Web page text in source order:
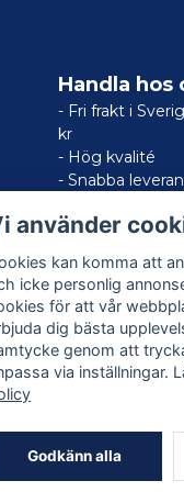
Handla hos
- Fri frakt i
kr
- Hög kvalité
- Snabba
använder
kan komma att
icke personlig
för att vår
dig bästa
genom att
via inställningar.
Godkänn alla